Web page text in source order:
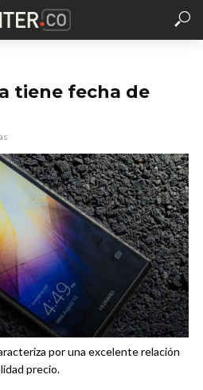
tiene fecha de
por una excelente relación
precio.